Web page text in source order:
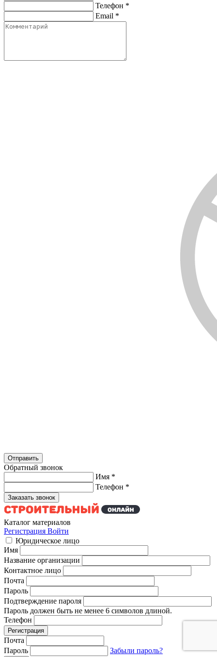
Телефон *
Email *
Обратный звонок
Имя *
Телефон *
Каталог материалов
Регистрация Войти
Юридическое лицо
Имя
Название организации
Контактное лицо
Почта
Пароль
Подтверждение пароля
Пароль должен быть не менее 6 символов длиной.
Телефон
Почта
Пароль
Забыли пароль?